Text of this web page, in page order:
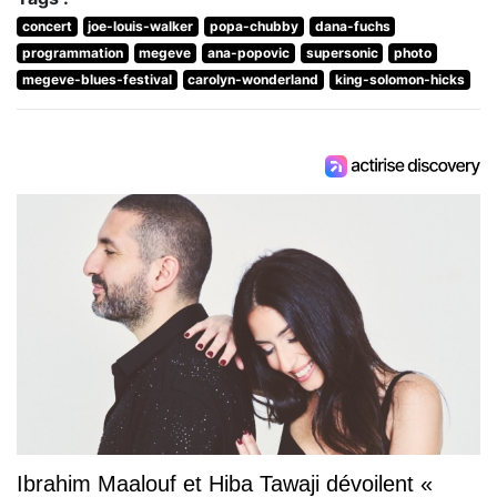
concert joe-louis-walker popa-chubby
dana-fuchs
programmation
megeve ana-popovic supersonic
photo
megeve-blues-festival
carolyn-wonderland king-solomon-hicks
Ibrahim Maalouf et Hiba Tawaji dévoilent «